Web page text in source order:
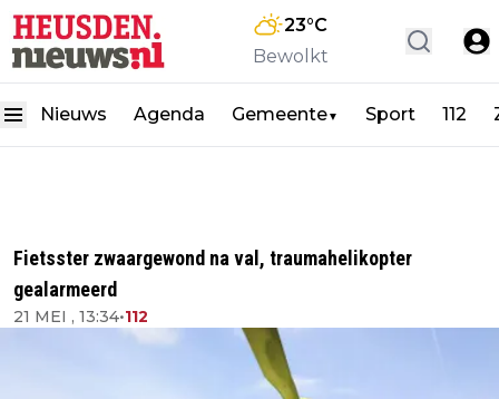
23°C
Bewolkt
Nieuws Agenda Gemeente▼ Sport 112
Fietsster zwaargewond na val, traumahelikopter
gealarmeerd
21 MEI , 13:34•112